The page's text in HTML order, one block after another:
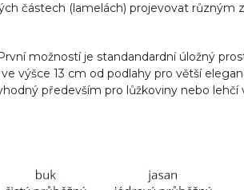
částech (lamelách) projevovat různým
První možností je standandardní úložný
výšce 13 cm od podlahy pro větší
především pro lůžkoviny nebo lehčí